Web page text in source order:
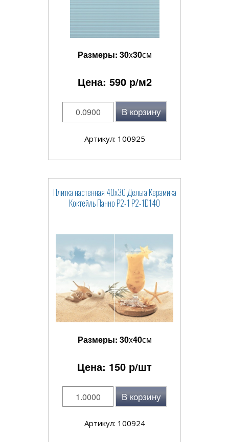
Размеры: 30x30см
Цена: 590р/м2
В корзину
Артикул: 100925
Плитка настенная 40x30 Дельта Керамика
Коктейль Панно P2-1 P2-1D140
Размеры: 30x40см
Цена: 150 р/шт
В корзину
Артикул: 100924